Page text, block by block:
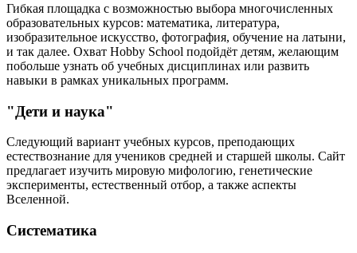
Гибкая площадка с возможностью выбора многочисленных
образовательных курсов: математика, литература,
изобразительное искусство, фотография, обучение на латыни,
и так далее. Охват Hobby School подойдёт детям, желающим
побольше узнать об учебных дисциплинах или развить
навыки в рамках уникальных программ.
"Дети и наука"
Следующий вариант учебных курсов, преподающих
естествознание для учеников средней и старшей школы. Сайт
предлагает изучить мировую мифологию, генетические
эксперименты, естественный отбор, а также аспекты
Вселенной.
Систематика